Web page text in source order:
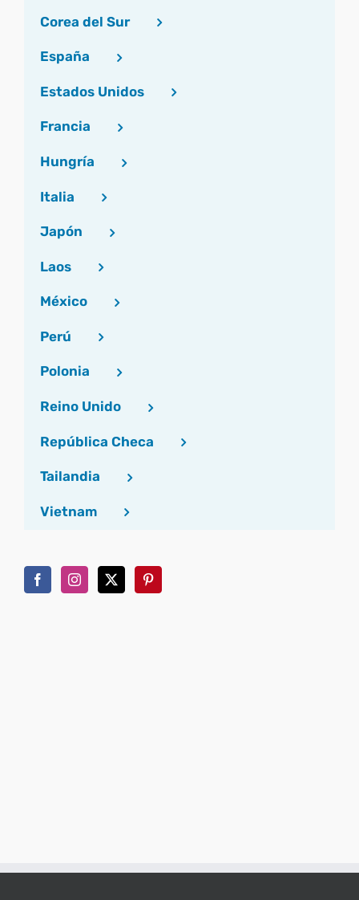
Corea del Sur
España
Estados Unidos
Francia
Hungría
Italia
Japón
Laos
México
Perú
Polonia
Reino Unido
República Checa
Tailandia
Vietnam